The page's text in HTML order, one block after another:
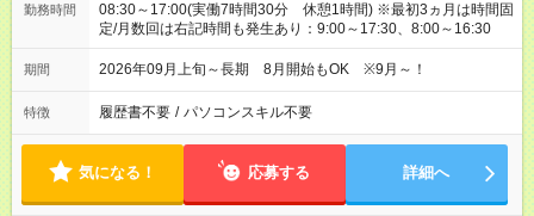
勤務時間
08:30～17:00(実働7時間30分 休憩1時間) ※最初3ヵ月は時間固
定/月数回は右記時間も発生あり：9:00～17:30、8:00～16:30
期間 2026年09月上旬～長期 8月開始もOK ※9月～！
特徴 履歴書不要 / パソコンスキル不要
気になる！ 応募する 詳細へ